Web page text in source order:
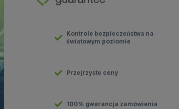
Kontrole bezpieczeństwa na
światowym poziomie
Przejrzyste ceny
100% gwarancja zamówienia